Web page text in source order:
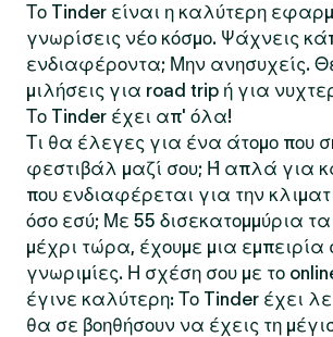
Το Tinder είναι η καλύτερη
γνωρίσεις νέο κόσμο. Ψάχνεις
ενδιαφέροντα; Μην ανησυχείς.
μιλήσεις για road trip ή για
Το Tinder έχει απ' όλα!
Τι θα έλεγες για ένα άτομο που
φεστιβάλ μαζί σου; Ή απλά για
που ενδιαφέρεται για την
όσο εσύ; Με 55 δισεκατομμύρια
μέχρι τώρα, έχουμε μια εμπειρία
γνωριμίες. Η σχέση σου με το
έγινε καλύτερη: Το Tinder έχει
θα σε βοηθήσουν να έχεις τη